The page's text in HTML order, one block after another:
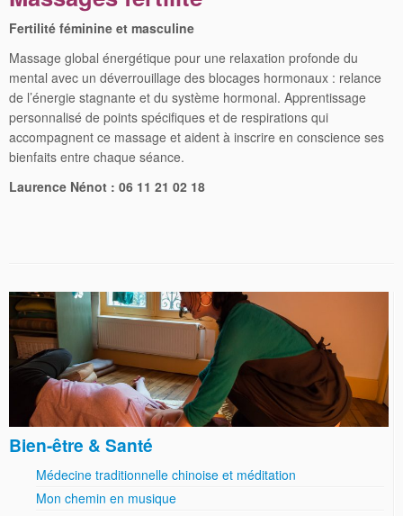
Fertilité féminine et masculine
Massage global énergétique pour une relaxation profonde du
mental avec un déverrouillage des blocages hormonaux : relance
de l’énergie stagnante et du système hormonal. Apprentissage
personnalisé de points spécifiques et de respirations qui
accompagnent ce massage et aident à inscrire en conscience ses
bienfaits entre chaque séance.
Laurence Nénot : 06 11 21 02 18
Bien-être & Santé
Médecine traditionnelle chinoise et méditation
Mon chemin en musique